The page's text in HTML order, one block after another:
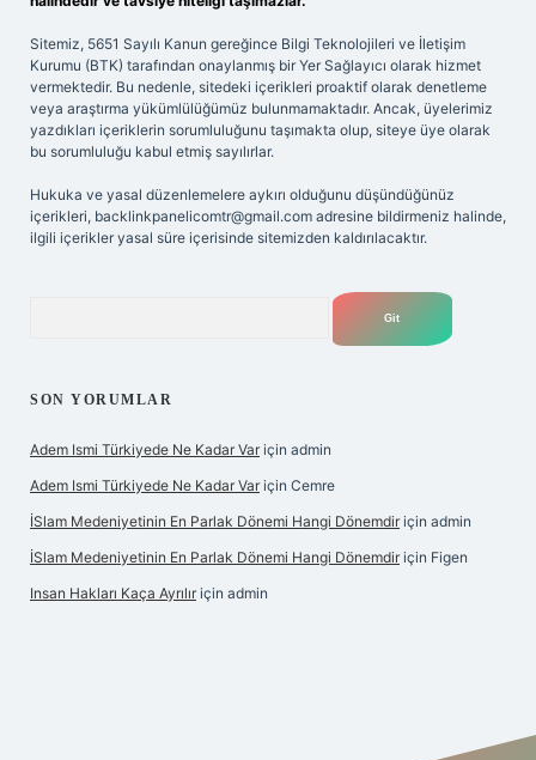
Sitemiz, 5651 Sayılı Kanun gereğince Bilgi Teknolojileri ve İletişim
Kurumu (BTK) tarafından onaylanmış bir Yer Sağlayıcı olarak hizmet
vermektedir. Bu nedenle, sitedeki içerikleri proaktif olarak denetleme
veya araştırma yükümlülüğümüz bulunmamaktadır. Ancak, üyelerimiz
yazdıkları içeriklerin sorumluluğunu taşımakta olup, siteye üye olarak
bu sorumluluğu kabul etmiş sayılırlar.
Hukuka ve yasal düzenlemelere aykırı olduğunu düşündüğünüz
içerikleri, backlinkpanelicomtr@gmail.com adresine bildirmeniz halinde,
ilgili içerikler yasal süre içerisinde sitemizden kaldırılacaktır.
SON YORUMLAR
Adem Ismi Türkiyede Ne Kadar Var için admin
Adem Ismi Türkiyede Ne Kadar Var için Cemre
İSlam Medeniyetinin En Parlak Dönemi Hangi Dönemdir için admin
İSlam Medeniyetinin En Parlak Dönemi Hangi Dönemdir için Figen
Insan Hakları Kaça Ayrılır için admin